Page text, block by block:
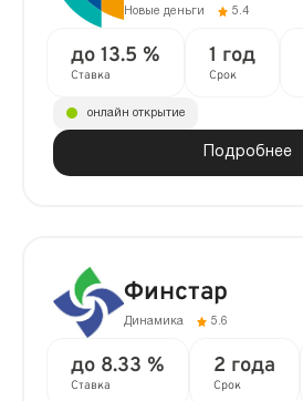
Новые деньги 5.4
до 13.5 %
Ставка
1 год
Срок
Подробнее
онлайн открытие
Финстар
Динамика 5.6
до 8.33 %
Ставка
2 года
Срок